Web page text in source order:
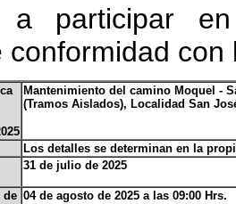
a participar
conformidad con
Mantenimiento del camino Moquel -
(Tramos Aislados), Localidad San
Los detalles se determinan en la propi
31 de julio de 2025
de 04 de agosto de 2025 a las 09:00 Hrs.